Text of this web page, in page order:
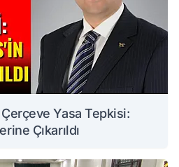
Yasa Tepkisi:
Çıkarıldı